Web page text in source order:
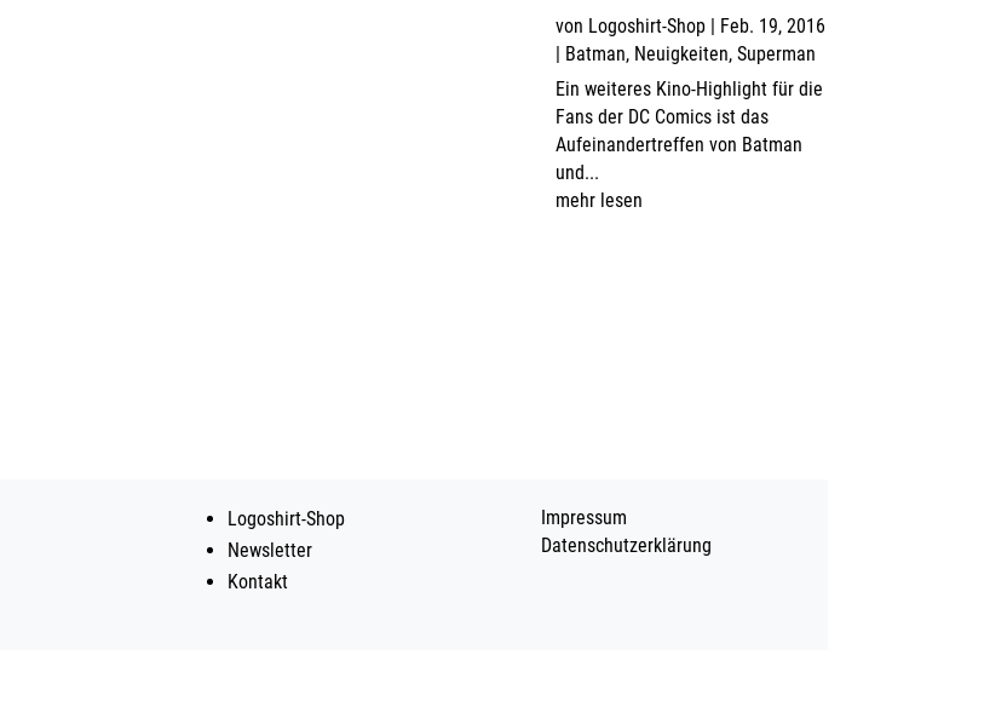
von Logoshirt-Shop | Feb. 19, 2016
| Batman, Neuigkeiten,Superman
Ein weiteres Kino-Highlight für die
Fans der DC Comics ist das
Aufeinandertreffen von Batman
und...
mehr lesen
Logoshirt-Shop
Newsletter
Kontakt
Impressum
Datenschutzerklärung